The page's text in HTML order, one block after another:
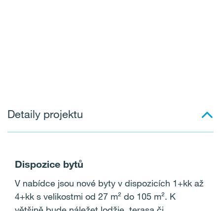
Detaily projektu
Dispozice bytů
V nabídce jsou nové byty v dispozicích 1+kk až
4+kk s velikostmi od 27 m² do 105 m². K